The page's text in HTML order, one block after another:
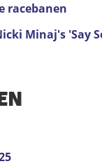
racebanen
Minaj's 'Say